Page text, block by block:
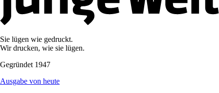
Sie lügen wie gedruckt.
Wir drucken, wie sie lügen.
Gegründet 1947
Ausgabe von heute